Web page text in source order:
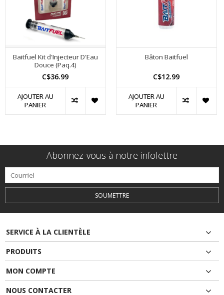
Baitfuel Kit d'Injecteur D'Eau
Douce (Paq.4)
C$36.99
AJOUTER AU
PANIER
Bâton Baitfuel
C$12.99
AJOUTER AU
PANIER
Abonnez-vous à notre infolettre
SOUMETTRE
SERVICE À LA CLIENTÈLE
PRODUITS
MON COMPTE
NOUS CONTACTER